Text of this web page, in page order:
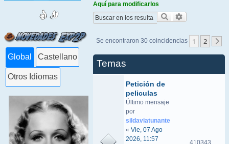
Global Castellano
Otros Idiomas
Aquí para modificarlos
Buscar
Se encontraron 30 coincidencias 1 2
Temas
Petición de
peliculas
Último mensaje
por
sildaviatunante
« Vie, 07 Ago
2026, 11:57
410343